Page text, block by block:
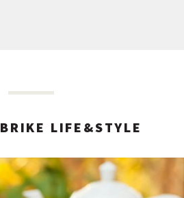
LIFE&STYLE